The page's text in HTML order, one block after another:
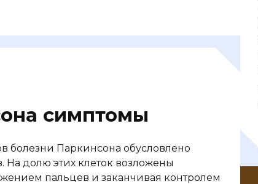
симптомы
болезни Паркинсона обусловлено
долю этих клеток возложены
пальцев и заканчивая контролем